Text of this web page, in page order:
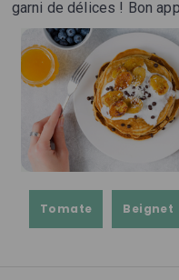
garni de délices ! Bon
Tomate Beignet